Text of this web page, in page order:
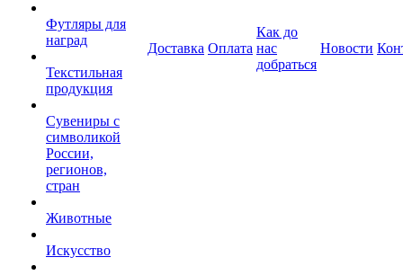
Футляры для
наград
Текстильная
продукция
Сувениры с
символикой
России,
регионов,
стран
Животные
Искусство
Доставка Оплата
Как до
нас
добраться
Новости